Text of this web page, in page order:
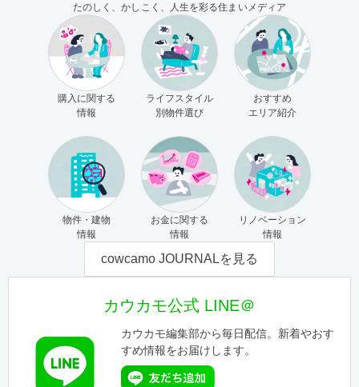
たのしく、かしこく、人生を彩る住まいメディア
購入に関する
情報
ライフスタイル
別物件選び
おすすめ
エリア紹介
物件・建物
情報
お金に関する
情報
リノベーション
情報
cowcamo JOURNALを見る
カウカモ公式 LINE＠
カウカモ編集部から毎日配信。新着やおす
すめ情報をお届けします。